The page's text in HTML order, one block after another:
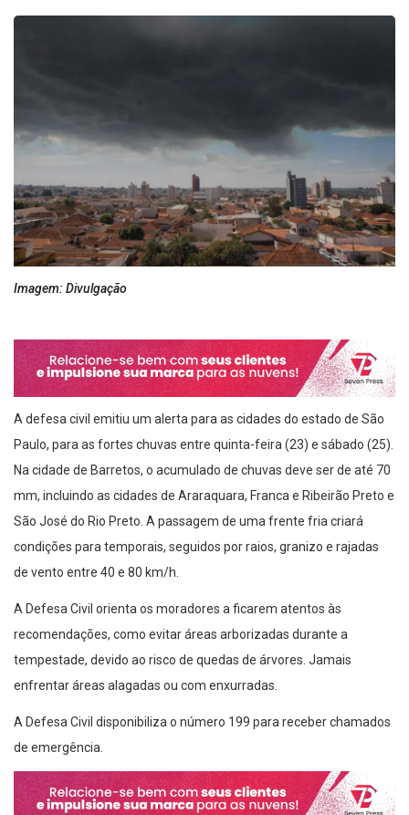
Imagem: Divulgação
A defesa civil emitiu um alerta para as cidades do estado de São
Paulo, para as fortes chuvas entre quinta-feira (23) e sábado (25).
Na cidade de Barretos, o acumulado de chuvas deve ser de até 70
mm, incluindo as cidades de Araraquara, Franca e Ribeirão Preto e
São José do Rio Preto. A passagem de uma frente fria criará
condições para temporais, seguidos por raios, granizo e rajadas
de vento entre 40 e 80 km/h.
A Defesa Civil orienta os moradores a ficarem atentos às
recomendações, como evitar áreas arborizadas durante a
tempestade, devido ao risco de quedas de árvores. Jamais
enfrentar áreas alagadas ou com enxurradas.
A Defesa Civil disponibiliza o número 199 para receber chamados
de emergência.